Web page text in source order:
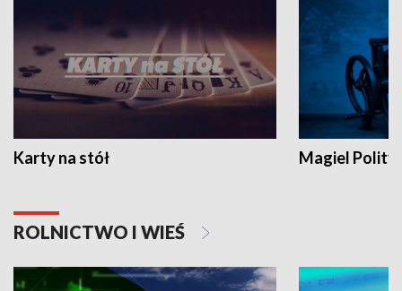
Karty na stół Magiel
ROLNICTWO I WIEŚ